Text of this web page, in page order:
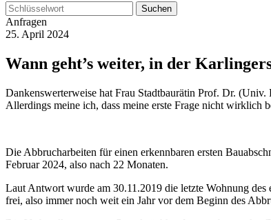
Suchen
Anfragen
25. April 2024
Wann geht’s weiter, in der
Dankenswerterweise hat Frau Stadtbaurätin Prof. Dr.
Allerdings meine ich, dass meine erste Frage nicht wirklich
Die Abbrucharbeiten für einen erkennbaren ersten
Februar 2024, also nach 22 Monaten.
Laut Antwort wurde am 30.11.2019 die letzte Wohnung
frei, also immer noch weit ein Jahr vor dem Beginn des